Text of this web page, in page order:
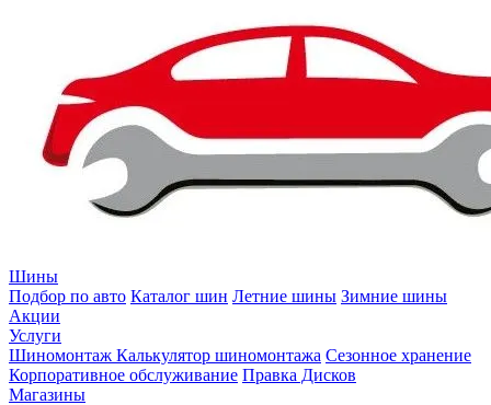
Шины
Подбор по авто Каталог шин Летние шины Зимние шины
Акции
Услуги
Шиномонтаж Калькулятор шиномонтажа Сезонное хранение
Корпоративное обслуживание Правка Дисков
Магазины